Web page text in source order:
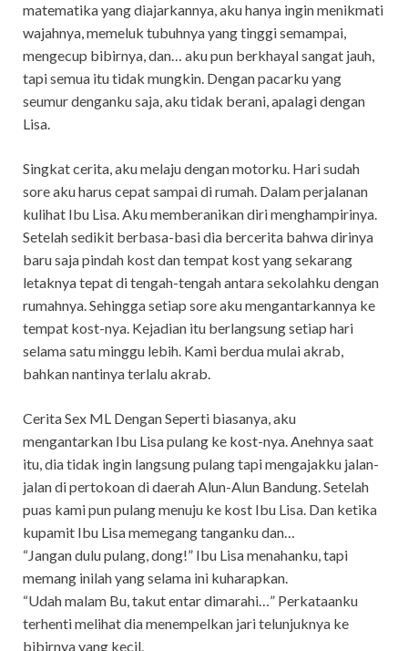
matematika yang diajarkannya, aku hanya ingin menikmati
wajahnya, memeluk tubuhnya yang tinggi semampai,
mengecup bibirnya, dan… aku pun berkhayal sangat jauh,
tapi semua itu tidak mungkin. Dengan pacarku yang
seumur denganku saja, aku tidak berani, apalagi dengan
Lisa.
Singkat cerita, aku melaju dengan motorku. Hari sudah
sore aku harus cepat sampai di rumah. Dalam perjalanan
kulihat Ibu Lisa. Aku memberanikan diri menghampirinya.
Setelah sedikit berbasa-basi dia bercerita bahwa dirinya
baru saja pindah kost dan tempat kost yang sekarang
letaknya tepat di tengah-tengah antara sekolahku dengan
rumahnya. Sehingga setiap sore aku mengantarkannya ke
tempat kost-nya. Kejadian itu berlangsung setiap hari
selama satu minggu lebih. Kami berdua mulai akrab,
bahkan nantinya terlalu akrab.
Cerita Sex ML Dengan Seperti biasanya, aku
mengantarkan Ibu Lisa pulang ke kost-nya. Anehnya saat
itu, dia tidak ingin langsung pulang tapi mengajakku jalan-
jalan di pertokoan di daerah Alun-Alun Bandung. Setelah
puas kami pun pulang menuju ke kost Ibu Lisa. Dan ketika
kupamit Ibu Lisa memegang tanganku dan…
“Jangan dulu pulang, dong!” Ibu Lisa menahanku, tapi
memang inilah yang selama ini kuharapkan.
“Udah malam Bu, takut entar dimarahi…” Perkataanku
terhenti melihat dia menempelkan jari telunjuknya ke
bibirnya yang kecil.